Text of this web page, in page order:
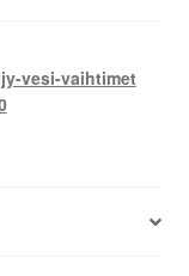
vesi-vaihtimet